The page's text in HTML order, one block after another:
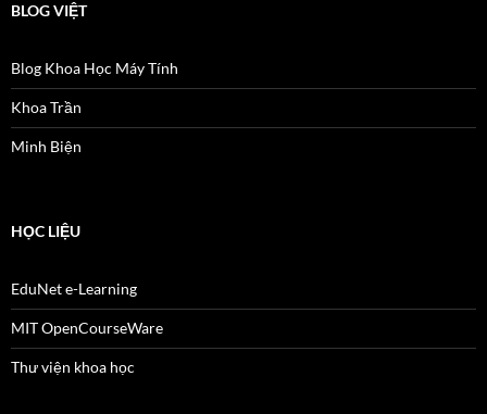
BLOG VIỆT
Blog Khoa Học Máy Tính
Khoa Trần
Minh Biện
HỌC LIỆU
EduNet e-Learning
MIT OpenCourseWare
Thư viện khoa học